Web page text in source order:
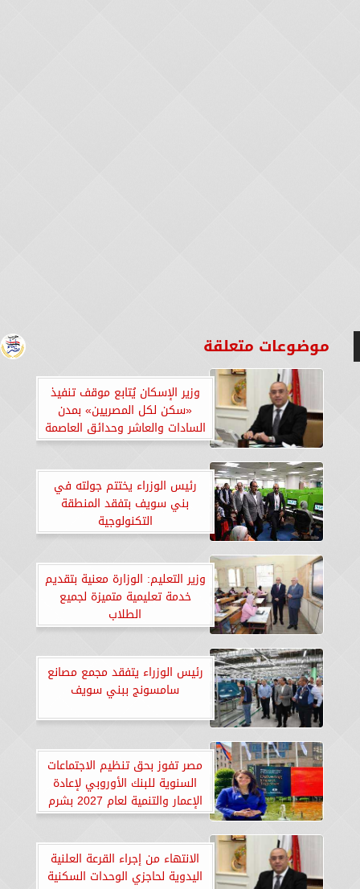
موضوعات متعلقة
وزير الإسكان يُتابع موقف تنفيذ
«سكن لكل المصريين» بمدن
السادات والعاشر وحدائق العاصمة
رئيس الوزراء يختتم جولته في
بني سويف بتفقد المنطقة
التكنولوجية
وزير التعليم: الوزارة معنية بتقديم
خدمة تعليمية متميزة لجميع
الطلاب
رئيس الوزراء يتفقد مجمع مصانع
سامسونج ببني سويف
مصر تفوز بحق تنظيم الاجتماعات
السنوية للبنك الأوروبي لإعادة
الإعمار والتنمية لعام 2027 بشرم
الشيخ
الانتهاء من إجراء القرعة العلنية
اليدوية لحاجزي الوحدات السكنية